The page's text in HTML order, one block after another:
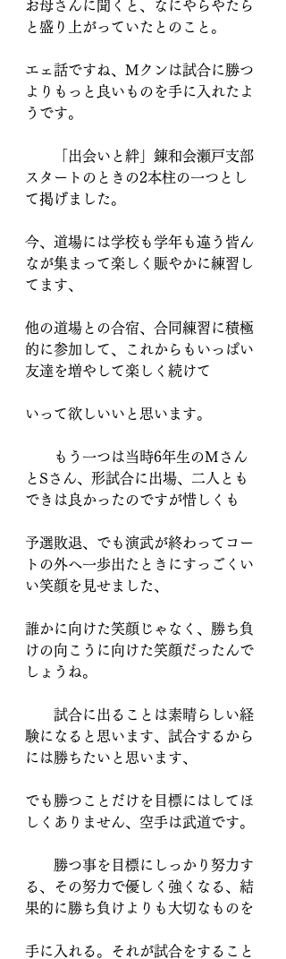
お母さんに聞くと、なにやらやたら
と盛り上がっていたとのこと。
エェ話ですね、Mクンは試合に勝つ
よりもっと良いものを手に入れたよ
うです。
「出会いと絆」錬和会瀬戸支部
スタートのときの2本柱の一つとし
て掲げました。
今、道場には学校も学年も違う皆ん
なが集まって楽しく賑やかに練習し
てます、
他の道場との合宿、合同練習に積極
的に参加して、これからもいっぱい
友達を増やして楽しく続けて
いって欲しいいと思います。
もう一つは当時6年生のMさん
とSさん、形試合に出場、二人とも
できは良かったのですが惜しくも
予選敗退、でも演武が終わってコー
トの外へ一歩出たときにすっごくい
い笑顔を見せました、
誰かに向けた笑顔じゃなく、勝ち負
けの向こうに向けた笑顔だったんで
しょうね。
試合に出ることは素晴らしい経
験になると思います、試合するから
には勝ちたいと思います、
でも勝つことだけを目標にはしてほ
しくありません、空手は武道です。
勝つ事を目標にしっかり努力す
る、その努力で優しく強くなる、結
果的に勝ち負けよりも大切なものを
手に入れる。それが試合をすること